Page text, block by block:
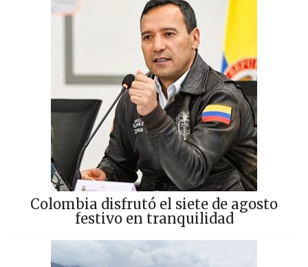
Colombia disfrutó el siete de agosto
festivo en tranquilidad